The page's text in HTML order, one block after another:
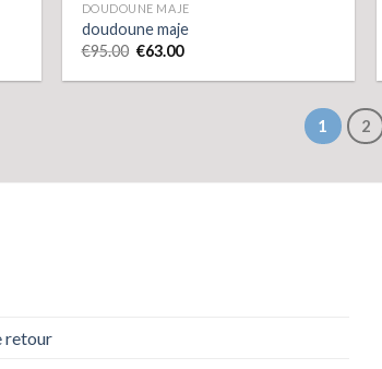
DOUDOUNE MAJE
doudoune maje
€95.00 €63.00
1 2
retour